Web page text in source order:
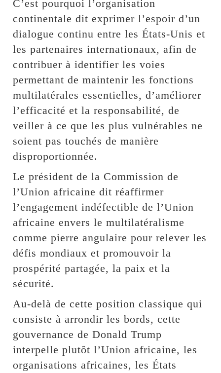
C’est pourquoi l’organisation
continentale dit exprimer l’espoir d’un
dialogue continu entre les États-Unis et
les partenaires internationaux, afin de
contribuer à identifier les voies
permettant de maintenir les fonctions
multilatérales essentielles, d’améliorer
l’efficacité et la responsabilité, de
veiller à ce que les plus vulnérables ne
soient pas touchés de manière
disproportionnée.
Le président de la Commission de
l’Union africaine dit réaffirmer
l’engagement indéfectible de l’Union
africaine envers le multilatéralisme
comme pierre angulaire pour relever les
défis mondiaux et promouvoir la
prospérité partagée, la paix et la
sécurité.
Au-delà de cette position classique qui
consiste à arrondir les bords, cette
gouvernance de Donald Trump
interpelle plutôt l’Union africaine, les
organisations africaines, les États